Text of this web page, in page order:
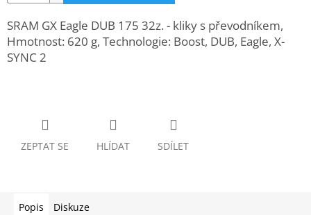
www.inpraise.cz
sport
zahrada
SRAM GX Eagle DUB 175 32z. - kliky s převodníkem,
Hmotnost: 620 g, Technologie: Boost, DUB, Eagle, X-
SYNC 2
ZEPTAT SE HLÍDAT SDÍLET
Popis Diskuze